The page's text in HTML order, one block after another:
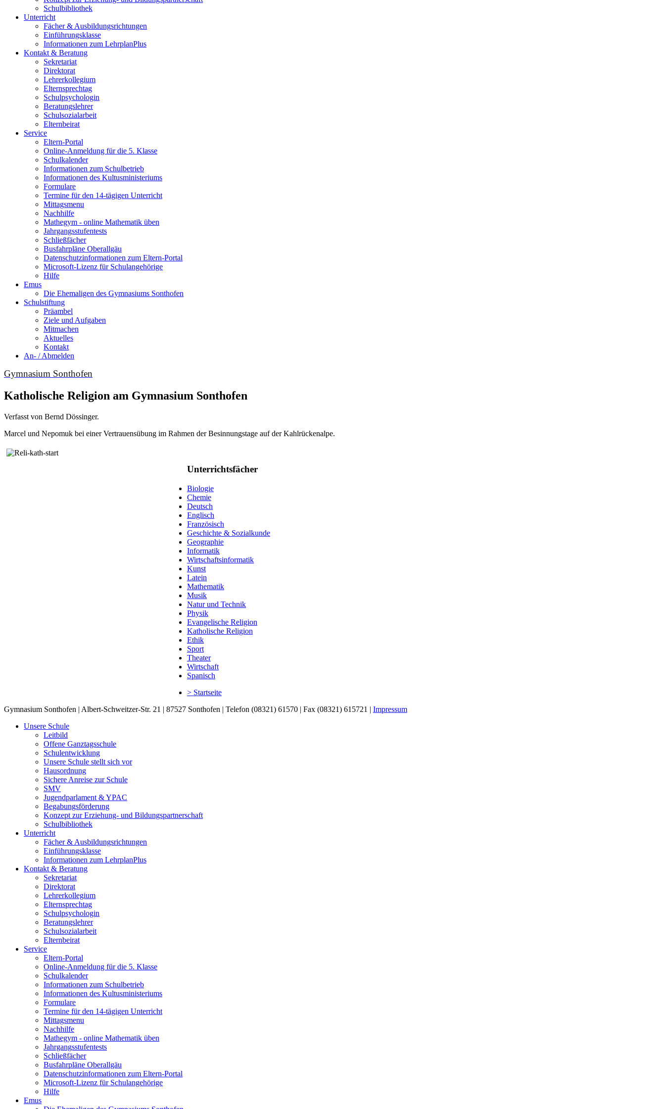
Schulbibliothek
Unterricht
Fächer & Ausbildungsrichtungen
Einführungsklasse
Informationen zum LehrplanPlus
Kontakt & Beratung
Sekretariat
Direktorat
Lehrerkollegium
Elternsprechtag
Schulpsychologin
Beratungslehrer
Schulsozialarbeit
Elternbeirat
Service
Eltern-Portal
Online-Anmeldung für die 5. Klasse
Schulkalender
Informationen zum Schulbetrieb
Informationen des Kultusministeriums
Formulare
Termine für den 14-tägigen Unterricht
Mittagsmenu
Nachhilfe
Mathegym - online Mathematik üben
Jahrgangsstufentests
Schließfächer
Busfahrpläne Oberallgäu
Datenschutzinformationen zum Eltern-Portal
Microsoft-Lizenz für Schulangehörige
Hilfe
Emus
Die Ehemaligen des Gymnasiums Sonthofen
Schulstiftung
Präambel
Ziele und Aufgaben
Mitmachen
Aktuelles
Kontakt
An- / Abmelden
Gymnasium Sonthofen
Katholische Religion am Gymnasium Sonthofen
Verfasst von Bernd Dössinger.
Marcel und Nepomuk bei einer Vertrauensübung im Rahmen der Besinnungstage auf der Kahlrückenalpe.
Unterrichtsfächer
Biologie
Chemie
Deutsch
Englisch
Französisch
Geschichte & Sozialkunde
Geographie
Informatik
Wirtschaftsinformatik
Kunst
Latein
Mathematik
Musik
Natur und Technik
Physik
Evangelische Religion
Katholische Religion
Ethik
Sport
Theater
Wirtschaft
Spanisch
> Startseite
Gymnasium Sonthofen | Albert-Schweitzer-Str. 21 | 87527 Sonthofen | Telefon (08321) 61570 | Fax (08321) 615721 | Impressum
Unsere Schule
Leitbild
Offene Ganztagsschule
Schulentwicklung
Unsere Schule stellt sich vor
Hausordnung
Sichere Anreise zur Schule
SMV
Jugendparlament & YPAC
Begabungsförderung
Konzept zur Erziehung- und Bildungspartnerschaft
Schulbibliothek
Unterricht
Fächer & Ausbildungsrichtungen
Einführungsklasse
Informationen zum LehrplanPlus
Kontakt & Beratung
Sekretariat
Direktorat
Lehrerkollegium
Elternsprechtag
Schulpsychologin
Beratungslehrer
Schulsozialarbeit
Elternbeirat
Service
Eltern-Portal
Online-Anmeldung für die 5. Klasse
Schulkalender
Informationen zum Schulbetrieb
Informationen des Kultusministeriums
Formulare
Termine für den 14-tägigen Unterricht
Mittagsmenu
Nachhilfe
Mathegym - online Mathematik üben
Jahrgangsstufentests
Schließfächer
Busfahrpläne Oberallgäu
Datenschutzinformationen zum Eltern-Portal
Microsoft-Lizenz für Schulangehörige
Hilfe
Emus